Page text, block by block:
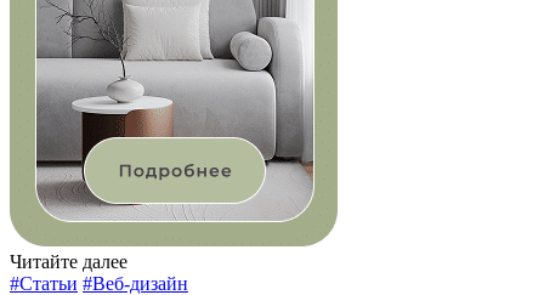
Читайте далее
#Статьи #Веб-дизайн